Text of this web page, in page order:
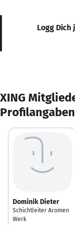
Logg Dich
XING
Profilangaben
Dominik Dieter
Schichtleiter Aromen
Werk